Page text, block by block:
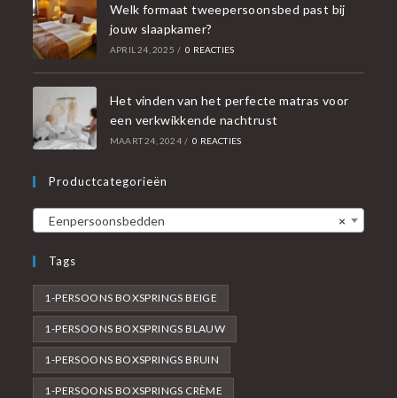
Welk formaat tweepersoonsbed past bij
jouw slaapkamer?
APRIL 24, 2025 / 0 REACTIES
Het vinden van het perfecte matras voor
een verkwikkende nachtrust
MAART 24, 2024 / 0 REACTIES
Productcategorieën
×
Eenpersoonsbedden
Tags
1-PERSOONS BOXSPRINGS BEIGE
1-PERSOONS BOXSPRINGS BLAUW
1-PERSOONS BOXSPRINGS BRUIN
1-PERSOONS BOXSPRINGS CRÈME